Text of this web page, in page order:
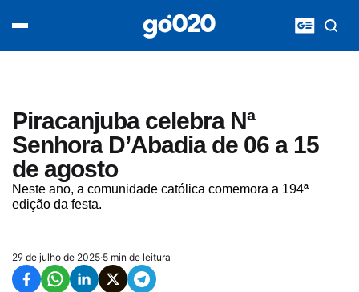
Piracanjuba celebra Nª
Senhora D’Abadia de 06 a 15
de agosto
Neste ano, a comunidade católica comemora a 194ª
edição da festa.
29 de julho de 2025·5 min de leitura
acontece agora
entretenimento
vídeos
pod020